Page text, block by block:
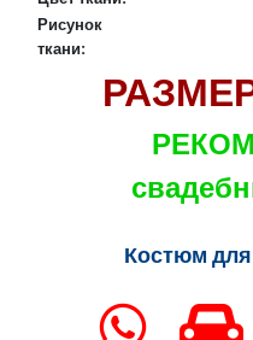
Рисунок
ткани:
Костюм